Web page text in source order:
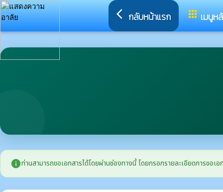
arrow_back_ios กลับหน้าแรก appsเมนูห
infoท่านสามารถขอเอกสารได้โดยผ่านช่องทางนี้ โดยกรอกรายละเอียดการขอเ